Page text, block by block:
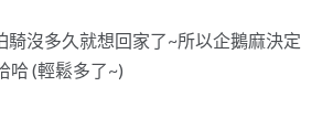
騎沒多久就想回家了~所以企鵝麻決定
哈 (輕鬆多了~)